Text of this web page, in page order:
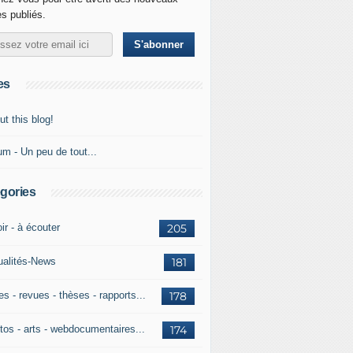
publiés.
this blog!
- Un peu de tout...
205
- à écouter
181
News
178
- revues - thèses - rapports...
174
- arts - webdocumentaires...